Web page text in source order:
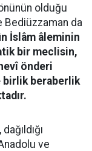
olduğu
Bediüzzaman da
İslâm âleminin
bir meclisin,
önderi
birlik beraberlik
ve